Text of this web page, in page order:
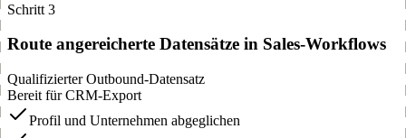
Schritt 3
Route angereicherte Datensätze in Sales-Workflows
Qualifizierter Outbound-Datensatz
Bereit für CRM-Export
Profil und Unternehmen abgeglichen